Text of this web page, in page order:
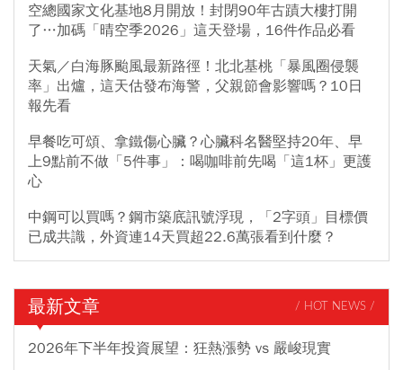
空總國家文化基地8月開放！封閉90年古蹟大樓打開
了…加碼「晴空季2026」這天登場，16件作品必看
天氣／白海豚颱風最新路徑！北北基桃「暴風圈侵襲
率」出爐，這天估發布海警，父親節會影響嗎？10日
報先看
早餐吃可頌、拿鐵傷心臟？心臟科名醫堅持20年、早
上9點前不做「5件事」：喝咖啡前先喝「這1杯」更護
心
中鋼可以買嗎？鋼市築底訊號浮現，「2字頭」目標價
已成共識，外資連14天買超22.6萬張看到什麼？
最新文章 / HOT NEWS /
2026年下半年投資展望：狂熱漲勢 vs 嚴峻現實